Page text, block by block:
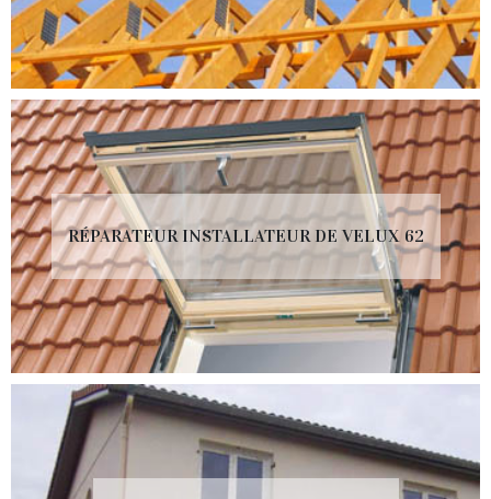
RÉPARATEUR INSTALLATEUR DE VELUX 62